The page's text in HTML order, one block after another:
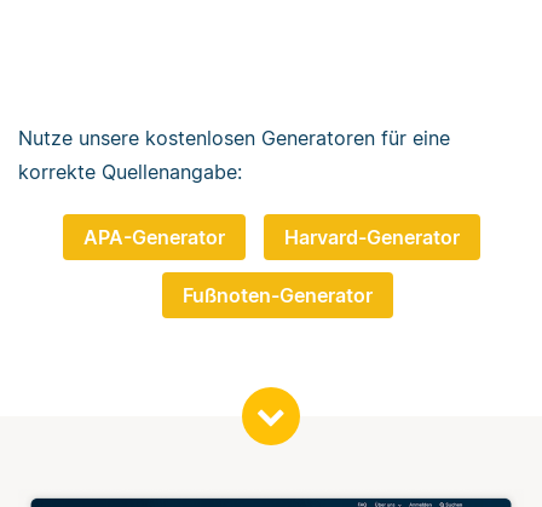
Nutze unsere kostenlosen Generatoren für eine
korrekte Quellenangabe:
APA-Generator Harvard-Generator
Fußnoten-Generator